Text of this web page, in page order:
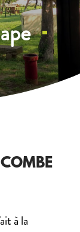
à la